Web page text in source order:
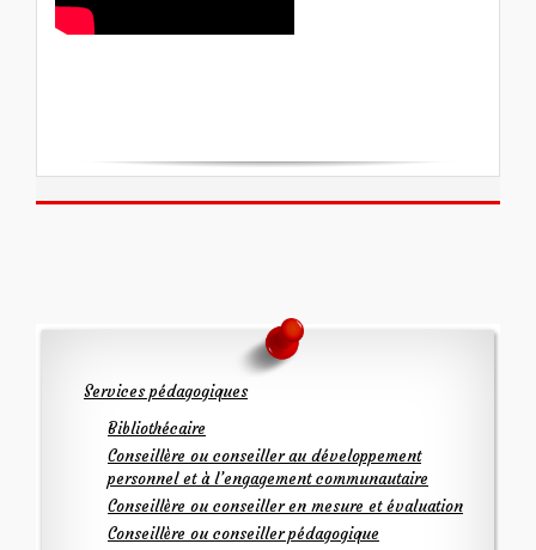
Services pédagogiques
Bibliothécaire
Conseillère ou conseiller au développement
personnel et à l’engagement communautaire
Conseillère ou conseiller en mesure et évaluation
Conseillère ou conseiller pédagogique